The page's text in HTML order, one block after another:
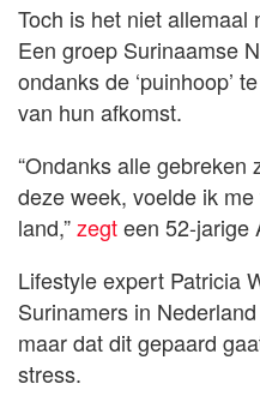
Toch is het niet allemaal
Een groep Surinaamse
ondanks de ‘puinhoop’
van hun afkomst.
“Ondanks alle gebreken
deze week, voelde ik
land,”zegteen 52-jarige
Lifestyle expert Patricia
Surinamers in
maar dat dit gepaard
stress.